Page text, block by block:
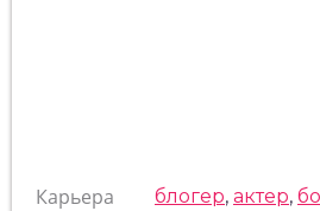
Карьера блогер, актер,